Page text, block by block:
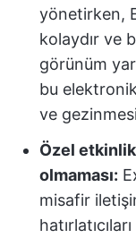
yönetirken,
kolaydır ve
görünüm
bu
ve
Özel
olmaması:
misafir